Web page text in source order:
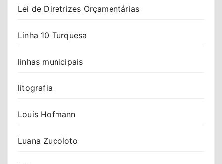
Lei de Diretrizes Orçamentárias
Linha 10 Turquesa
linhas municipais
litografia
Louis Hofmann
Luana Zucoloto